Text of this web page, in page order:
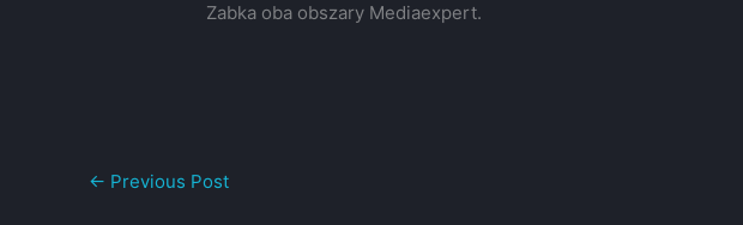
Zabka oba obszary Mediaexpert.
← Previous Post